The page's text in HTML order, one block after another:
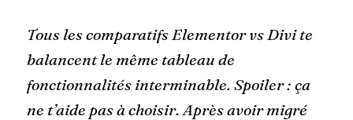
Tous les comparatifs Elementor vs Divi te
balancent le même tableau de
fonctionnalités interminable. Spoiler : ça
ne t’aide pas à choisir. Après avoir migré